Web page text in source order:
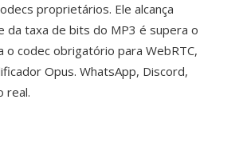
proprietários. Ele alcança
da taxa de bits do MP3 é supera o
o codec obrigatório para WebRTC,
Opus. WhatsApp, Discord,
real.